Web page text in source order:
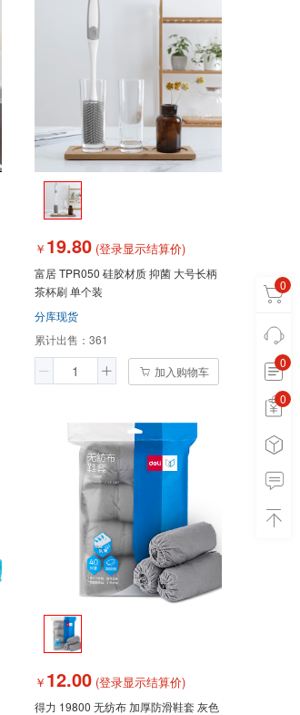
0
0
0 0
￥ 19.80 (登录显示结算价)
富居 TPR050 硅胶材质 抑菌 大号长柄
茶杯刷 单个装
分库现货
累计出售： 361
加入购物车
￥ 12.00 (登录显示结算价)
得力 19800 无纺布 加厚防滑鞋套 灰色